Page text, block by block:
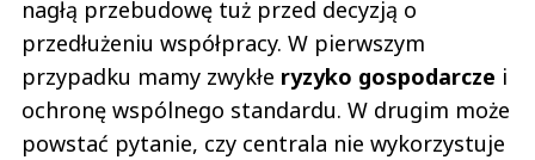
nagłą przebudowę tuż przed decyzją o
przedłużeniu współpracy. W pierwszym
przypadku mamy zwykłe ryzyko gospodarcze i
ochronę wspólnego standardu. W drugim może
powstać pytanie, czy centrala nie wykorzystuje